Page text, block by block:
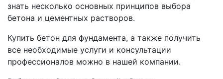
знать несколько основных принципов выбора
бетона и цементных растворов.
Купить бетон для фундамента, а также получить
все необходимые услуги и консультации
профессионалов можно в нашей компании.